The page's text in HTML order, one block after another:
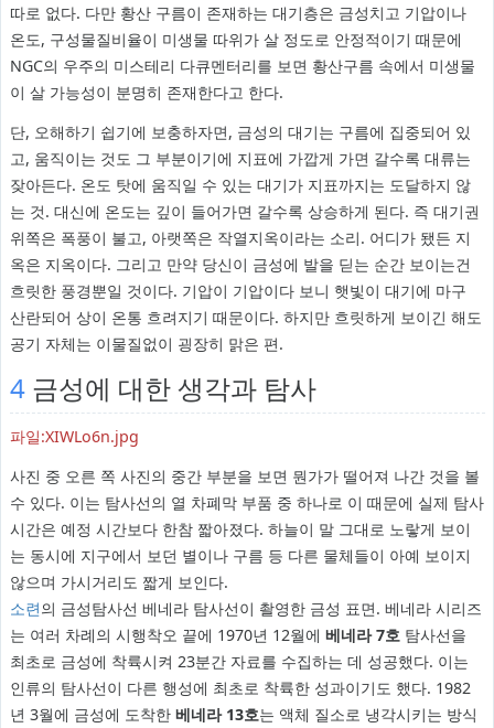
따로 없다. 다만 황산 구름이 존재하는 대기층은 금성치고 기압이나
온도, 구성물질비율이 미생물 따위가 살 정도로 안정적이기 때문에
NGC의 우주의 미스테리 다큐멘터리를 보면 황산구름 속에서 미생물
이 살 가능성이 분명히 존재한다고 한다.
단, 오해하기 쉽기에 보충하자면, 금성의 대기는 구름에 집중되어 있
고, 움직이는 것도 그 부분이기에 지표에 가깝게 가면 갈수록 대류는
잦아든다. 온도 탓에 움직일 수 있는 대기가 지표까지는 도달하지 않
는 것. 대신에 온도는 깊이 들어가면 갈수록 상승하게 된다. 즉 대기권
위쪽은 폭풍이 불고, 아랫쪽은 작열지옥이라는 소리. 어디가 됐든 지
옥은 지옥이다. 그리고 만약 당신이 금성에 발을 딛는 순간 보이는건
흐릿한 풍경뿐일 것이다. 기압이 기압이다 보니 햇빛이 대기에 마구
산란되어 상이 온통 흐려지기 때문이다. 하지만 흐릿하게 보이긴 해도
공기 자체는 이물질없이 굉장히 맑은 편.
4금성에 대한 생각과 탐사
파일:XIWLo6n.jpg
사진 중 오른 쪽 사진의 중간 부분을 보면 뭔가가 떨어져 나간 것을 볼
수 있다. 이는 탐사선의 열 차폐막 부품 중 하나로 이 때문에 실제 탐사
시간은 예정 시간보다 한참 짧아졌다. 하늘이 말 그대로 노랗게 보이
는 동시에 지구에서 보던 별이나 구름 등 다른 물체들이 아예 보이지
않으며 가시거리도 짧게 보인다.
소련의 금성탐사선 베네라 탐사선이 촬영한 금성 표면. 베네라 시리즈
는 여러 차례의 시행착오 끝에 1970년 12월에 베네라 7호 탐사선을
최초로 금성에 착륙시켜 23분간 자료를 수집하는 데 성공했다. 이는
인류의 탐사선이 다른 행성에 최초로 착륙한 성과이기도 했다. 1982
년 3월에 금성에 도착한 베네라 13호는 액체 질소로 냉각시키는 방식